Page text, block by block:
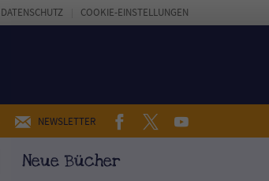
NEWSLETTER FACEBOOKTWITTERYOUTUBE
Neue Bücher
DATENSCHUTZ COOKIE-EINSTELLUNGEN